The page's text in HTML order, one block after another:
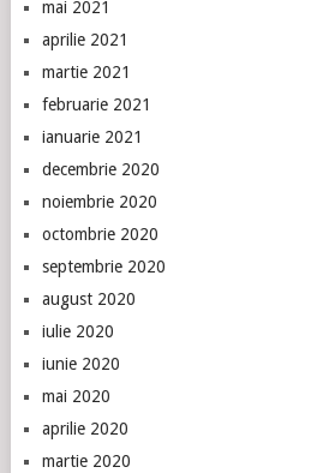
mai 2021
aprilie 2021
martie 2021
februarie 2021
ianuarie 2021
decembrie 2020
noiembrie 2020
octombrie 2020
septembrie 2020
august 2020
iulie 2020
iunie 2020
mai 2020
aprilie 2020
martie 2020